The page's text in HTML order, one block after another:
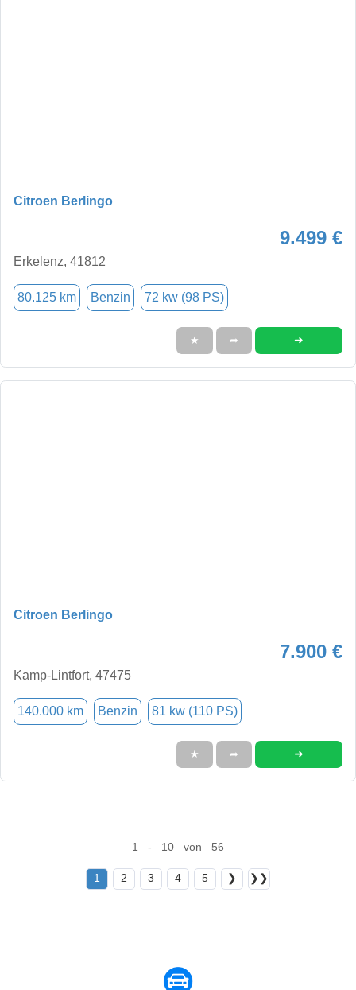
Citroen Berlingo
9.499 €
Erkelenz, 41812
80.125 km Benzin 72 kw (98 PS)
★ ➦ ➜
Citroen Berlingo
7.900 €
Kamp-Lintfort, 47475
140.000 km Benzin 81 kw (110 PS)
★ ➦ ➜
1 - 10 von 56
1 2 3 4 5 ❯ ❯❯